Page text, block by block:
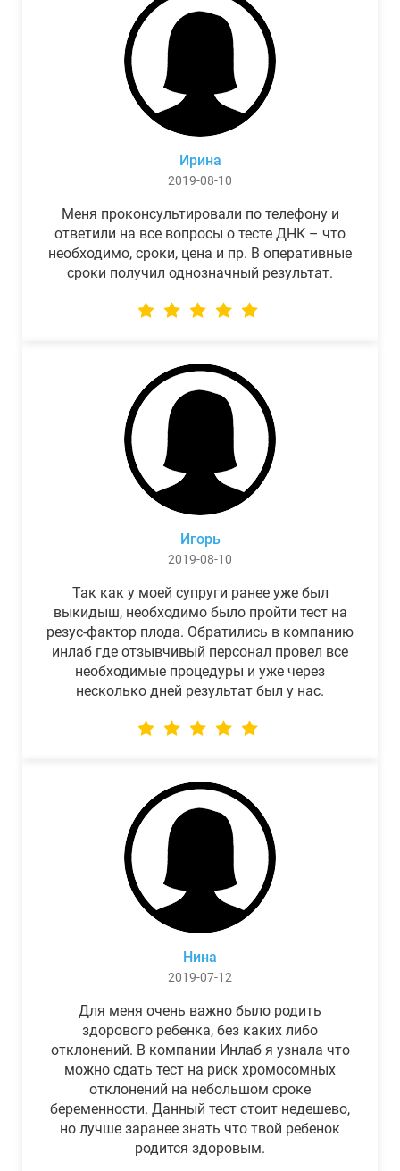
Ирина
2019-08-10
Меня проконсультировали по телефону и
ответили на все вопросы о тесте ДНК – что
необходимо, сроки, цена и пр. В оперативные
сроки получил однозначный результат.
Игорь
2019-08-10
Так как у моей супруги ранее уже был
выкидыш, необходимо было пройти тест на
резус-фактор плода. Обратились в компанию
инлаб где отзывчивый персонал провел все
необходимые процедуры и уже через
несколько дней результат был у нас.
Нина
2019-07-12
Для меня очень важно было родить
здорового ребенка, без каких либо
отклонений. В компании Инлаб я узнала что
можно сдать тест на риск хромосомных
отклонений на небольшом сроке
беременности. Данный тест стоит недешево,
но лучше заранее знать что твой ребенок
родится здоровым.